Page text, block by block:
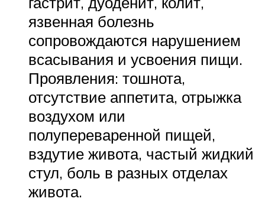
язвенная болезнь
сопровождаются нарушением
всасывания и усвоения пищи.
Проявления: тошнота,
отсутствие аппетита, отрыжка
воздухом или
полупереваренной пищей,
вздутие живота, частый жидкий
стул, боль в разных отделах
живота.